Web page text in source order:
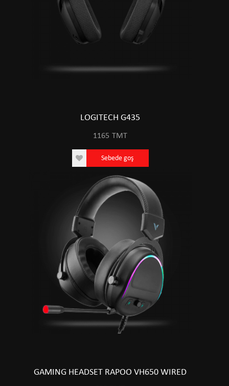
LOGITECH G435
1165 TMT
Sebede goş
GAMING HEADSET RAPOO VH650 WIRED